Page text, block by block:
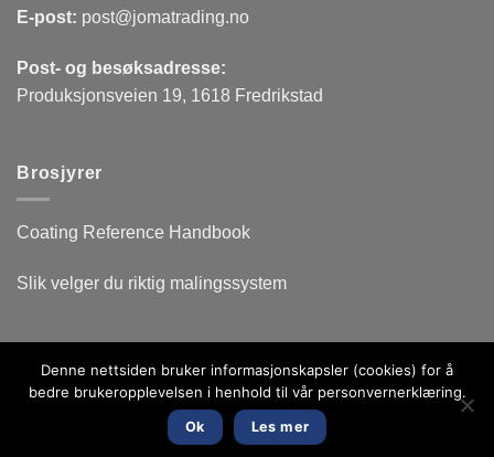
E-post: post@jomatrading.no
Post- og besøksadresse:
Produksjonsveien 19, 1618 Fredrikstad
Brosjyrer
Coating Reference Handbook
Slik velger du riktig malingssystem
Copyright 2026 ©Joma Trading Norway AS
Nettsiden er utviklet avFredrikstad Webdesign AS
Personvernerklæring
Denne nettsiden bruker informasjonskapsler (cookies) for å
bedre brukeropplevelsen i henhold til vår personvernerklæring.
Ok Les mer